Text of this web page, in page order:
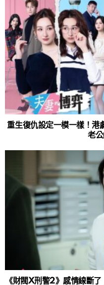
重生復仇設定一模一樣！港
老公
《財閥X刑警2》感情線斷